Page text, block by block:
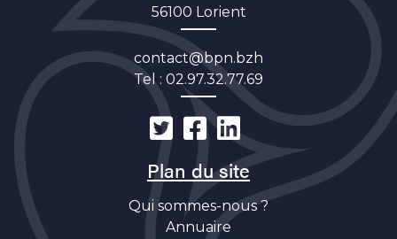
56100 Lorient
contact@bpn.bzh
Tel : 02.97.32.77.69
Plan du site
Qui sommes-nous ?
Annuaire